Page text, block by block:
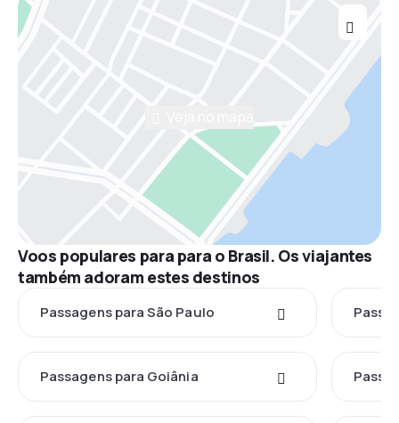
Voos populares para para o Brasil. Os viajantes
também adoram estes destinos
Passagens para São Paulo
Passagens para Goiânia